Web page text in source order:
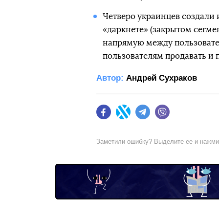
Четверо украинцев создали
«даркнете» (закрытом
напрямую между
пользователям продавать и
Автор: Андрей Сухраков
FacebookTwitter Telegram
Заметили ошибку? Выделите ее и